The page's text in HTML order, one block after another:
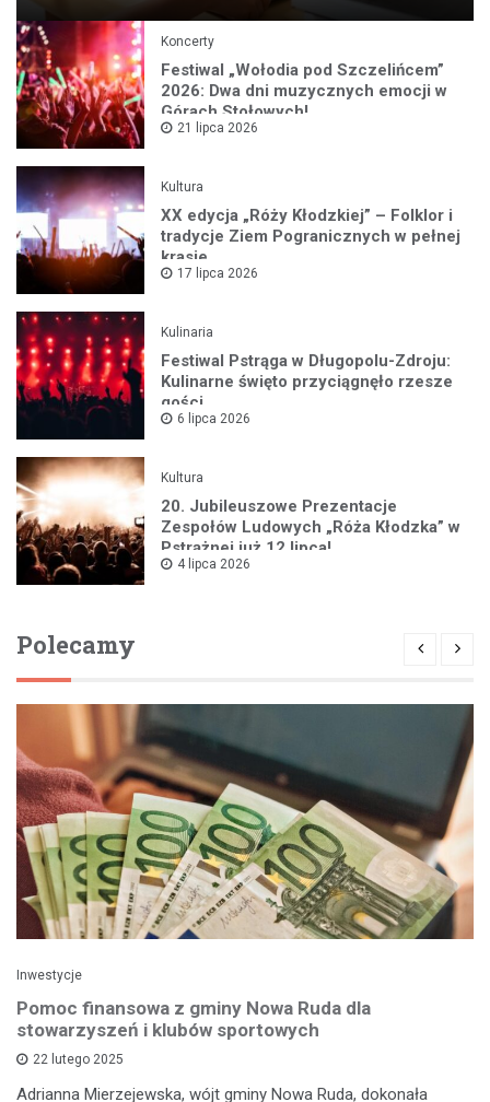
Koncerty
Festiwal „Wołodia pod Szczelińcem”
2026: Dwa dni muzycznych emocji w
Górach Stołowych!
21 lipca 2026
Kultura
XX edycja „Róży Kłodzkiej” – Folklor i
tradycje Ziem Pogranicznych w pełnej
krasie
17 lipca 2026
Kulinaria
Festiwal Pstrąga w Długopolu-Zdroju:
Kulinarne święto przyciągnęło rzesze
gości
6 lipca 2026
Kultura
20. Jubileuszowe Prezentacje
Zespołów Ludowych „Róża Kłodzka” w
Pstrążnej już 12 lipca!
4 lipca 2026
Polecamy
Inwestycje
Pomoc finansowa z gminy Nowa Ruda dla
stowarzyszeń i klubów sportowych
22 lutego 2025
Adrianna Mierzejewska, wójt gminy Nowa Ruda, dokonała